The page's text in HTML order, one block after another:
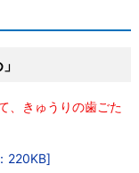
、きゅうりの歯ごた
220KB]